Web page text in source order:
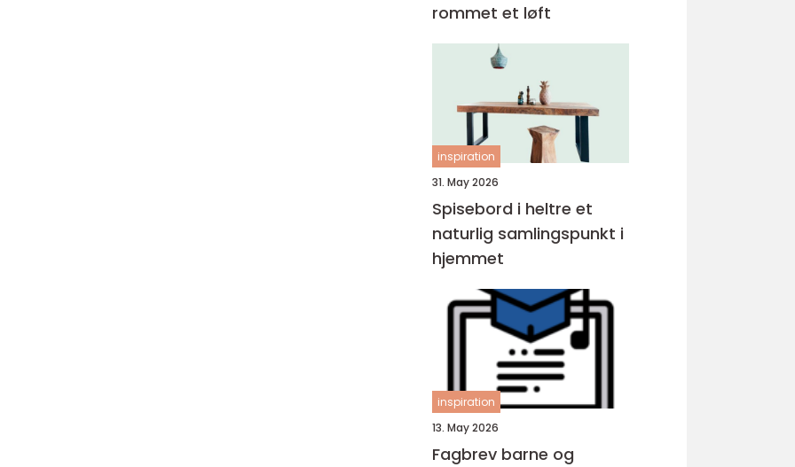
rommet et løft
inspiration
31. May 2026
Spisebord i heltre et
naturlig samlingspunkt i
hjemmet
inspiration
13. May 2026
Fagbrev barne og